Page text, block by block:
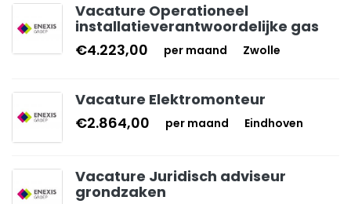
Vacature Operationeel
installatieverantwoordelijke gas
€4.223,00
per maand Zwolle
Vacature Elektromonteur
€2.864,00
per maand Eindhoven
Vacature Juridisch adviseur
grondzaken